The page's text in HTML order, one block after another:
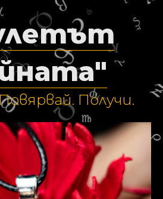
Получи.